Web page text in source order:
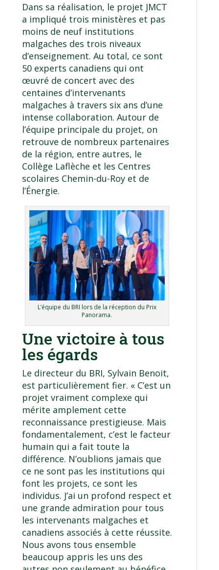
Dans sa réalisation, le projet JMCT
a impliqué trois ministères et pas
moins de neuf institutions
malgaches des trois niveaux
d’enseignement. Au total, ce sont
50 experts canadiens qui ont
œuvré de concert avec des
centaines d’intervenants
malgaches à travers six ans d’une
intense collaboration. Autour de
l’équipe principale du projet, on
retrouve de nombreux partenaires
de la région, entre autres, le
Collège Laflèche et les Centres
scolaires Chemin-du-Roy et de
l’Énergie.
L’équipe du BRI lors de la réception du Prix
Panorama.
Une victoire à tous
les égards
Le directeur du BRI, Sylvain Benoit,
est particulièrement fier. « C’est un
projet vraiment complexe qui
mérite amplement cette
reconnaissance prestigieuse. Mais
fondamentalement, c’est le facteur
humain qui a fait toute la
différence. N’oublions jamais que
ce ne sont pas les institutions qui
font les projets, ce sont les
individus. J’ai un profond respect et
une grande admiration pour tous
les intervenants malgaches et
canadiens associés à cette réussite.
Nous avons tous ensemble
beaucoup appris les uns des